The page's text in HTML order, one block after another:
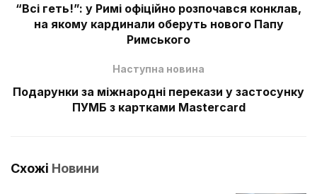
“Всі геть!”: у Римі офіційно розпочався конклав,
на якому кардинали оберуть нового Папу
Римського
Наступна новина
Подарунки за міжнародні перекази у застосунку
ПУМБ з картками Mastercard
Схожі Новини